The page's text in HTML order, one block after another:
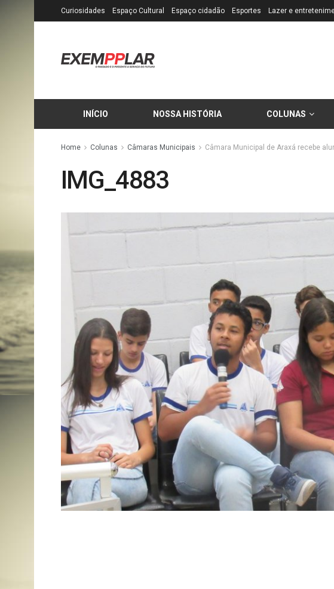
Curiosidades Espaço Cultural Espaço cidadão Esportes Lazer e
INÍCIO NOSSA HISTÓRIA COLUNAS
Home Colunas Câmaras Municipais Câmara Municipal de Araxá recebe
IMG_4883